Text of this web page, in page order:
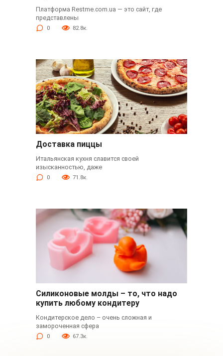
Платформа Restme.com.ua — это сайт, где
представлены
0 82.8к.
Доставка пиццы
Итальянская кухня славится своей
изысканностью, даже
0 71.8к.
Силиконовые молды – то, что надо
купить любому кондитеру
Кондитерское дело – очень сложная и
замороченная сфера
0 67.3к.